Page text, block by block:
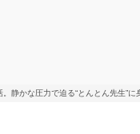
静かな圧力で迫る“とんとん先生”に